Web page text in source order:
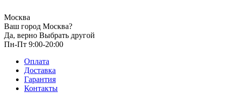
Москва
Ваш город Москва?
Да, верно Выбрать другой
Пн-Пт 9:00-20:00
Оплата
Доставка
Гарантия
Контакты